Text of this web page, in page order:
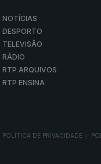
NOTÍCIAS
DESPORTO
TELEVISÃO
RÁDIO
RTP ARQUIVOS
RTP ENSINA
POLÍTICA DE PRIVACIDADE